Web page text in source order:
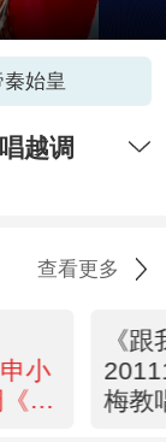
始皇
越调
查看更多
小
华
《
梅教